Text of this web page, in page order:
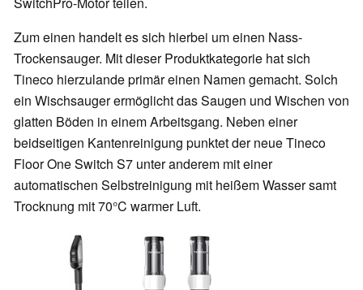
Zum einen handelt es sich hierbei um einen Nass-
Trockensauger. Mit dieser Produktkategorie hat sich
Tineco hierzulande primär einen Namen gemacht. Solch
ein Wischsauger ermöglicht das Saugen und Wischen von
glatten Böden in einem Arbeitsgang. Neben einer
beidseitigen Kantenreinigung punktet der neue Tineco
Floor One Switch S7 unter anderem mit einer
automatischen Selbstreinigung mit heißem Wasser samt
Trocknung mit 70°C warmer Luft.